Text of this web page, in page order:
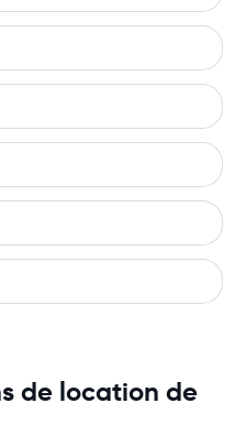
de location de